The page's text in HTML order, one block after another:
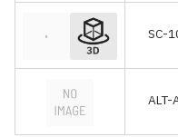
SC-
ALT-